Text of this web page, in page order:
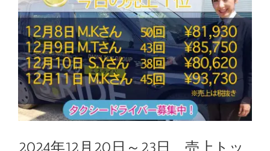
Image
2024年12月20日～23日 売上トッ